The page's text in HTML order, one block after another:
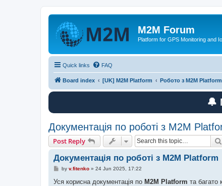
M2M Forum
Platform for GPS Monitoring and
Quick links FAQ
Board index [UK] M2M Platform Робото з M2M Platform
🔔
Документація по роботі з M2M
Post Reply
Документація по роботі з M2M Platform
P
s
by v.fitenko» 24 Jun 2025, 17:22
Уся корисна документація по M2M Platform та багато